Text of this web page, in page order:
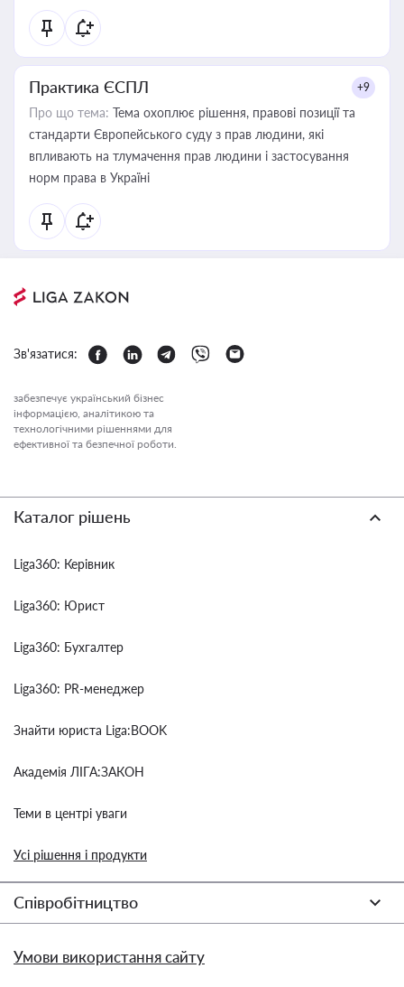
Практика ЄСПЛ +9
Про що тема: Тема охоплює рішення, правові позиції та
стандарти Європейського суду з прав людини, які
впливають на тлумачення прав людини і застосування
норм права в Україні
Зв'язатися:
забезпечує український бізнес
інформацією, аналітикою та
технологічними рішеннями для
ефективної та безпечної роботи.
Каталог рішень
Liga360: Керівник
Liga360: Юрист
Liga360: Бухгалтер
Liga360: PR-менеджер
Знайти юриста Liga:BOOK
Академія ЛІГА:ЗАКОН
Теми в центрі уваги
Усі рішення і продукти
Співробітництво
Умови використання сайту